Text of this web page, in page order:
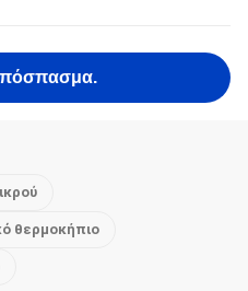
θερμοκήπιο